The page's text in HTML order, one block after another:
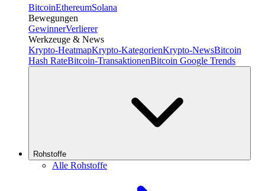
BitcoinEthereumSolana
Bewegungen
GewinnerVerlierer
Werkzeuge & News
Krypto-HeatmapKrypto-KategorienKrypto-NewsBitcoin
Hash RateBitcoin-TransaktionenBitcoin Google Trends
Rohstoffe
Alle Rohstoffe